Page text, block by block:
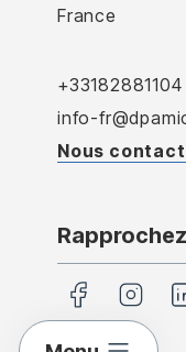
France
+33182881104
info-
Nous